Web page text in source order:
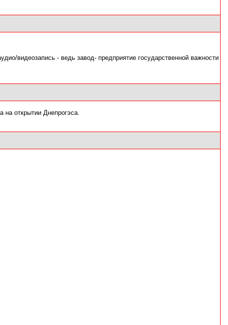
видеозапись - ведь завод- предприятие государственной важности
открытии Днепрогэса.